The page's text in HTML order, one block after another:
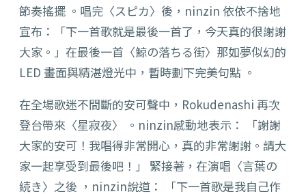
節奏搖擺 。唱完〈スピカ〉後，ninzin 依依不捨地
宣布：「下一首歌就是最後一首了，今天真的很謝謝
大家。」在最後一首〈鯨の落ちる街〉那如夢似幻的
LED 畫面與精湛燈光中，暫時劃下完美句點 。
在全場歌迷不間斷的安可聲中，Rokudenashi 再次
登台帶來〈星寂夜〉 。ninzin感動地表示： 「謝謝
大家的安可！我唱得非常開心，真的非常謝謝。請大
家一起享受到最後吧！」 緊接著，在演唱〈言葉の
続き〉之後 ，ninzin說道： 「下一首歌是我自己作